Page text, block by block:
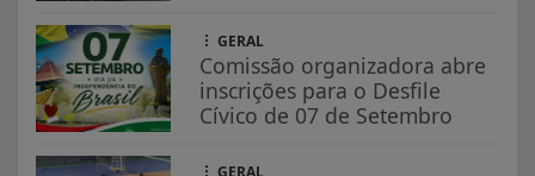
GERAL
Comissão organizadora abre
inscrições para o Desfile
Cívico de 07 de Setembro
GERAL